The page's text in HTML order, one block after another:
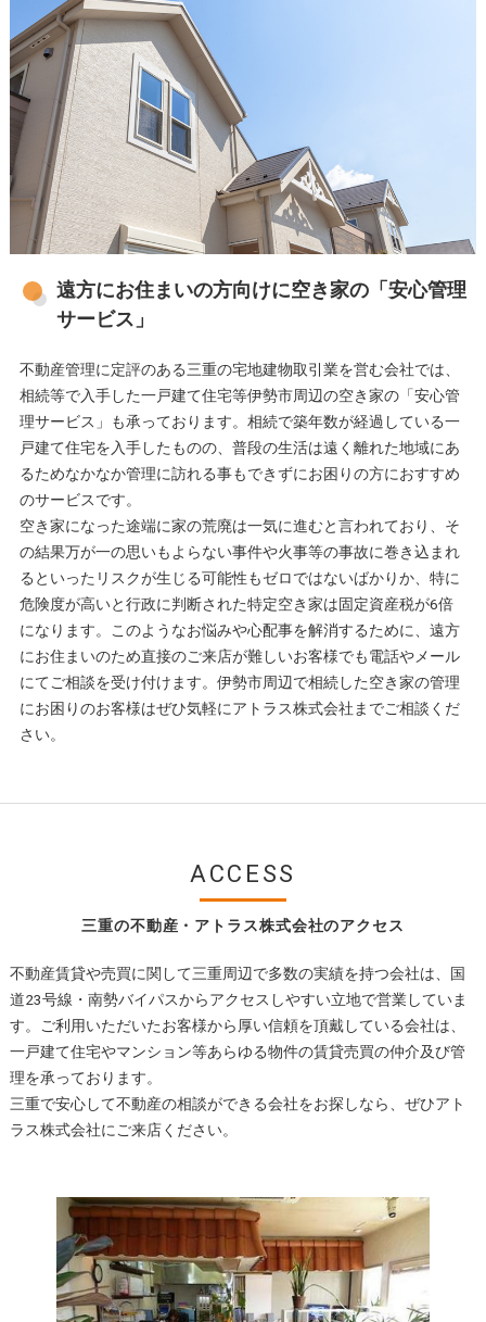
遠方にお住まいの方向けに空き家の「安心管理
サービス」
不動産管理に定評のある三重の宅地建物取引業を営む会社では、
相続等で入手した一戸建て住宅等伊勢市周辺の空き家の「安心管
理サービス」も承っております。相続で築年数が経過している一
戸建て住宅を入手したものの、普段の生活は遠く離れた地域にあ
るためなかなか管理に訪れる事もできずにお困りの方におすすめ
のサービスです。
空き家になった途端に家の荒廃は一気に進むと言われており、そ
の結果万が一の思いもよらない事件や火事等の事故に巻き込まれ
るといったリスクが生じる可能性もゼロではないばかりか、特に
危険度が高いと行政に判断された特定空き家は固定資産税が6倍
になります。このようなお悩みや心配事を解消するために、遠方
にお住まいのため直接のご来店が難しいお客様でも電話やメール
にてご相談を受け付けます。伊勢市周辺で相続した空き家の管理
にお困りのお客様はぜひ気軽にアトラス株式会社までご相談くだ
さい。
三重の不動産・アトラス株式会社のアクセス
ACCESS
不動産賃貸や売買に関して三重周辺で多数の実績を持つ会社は、国
道23号線・南勢バイパスからアクセスしやすい立地で営業していま
す。ご利用いただいたお客様から厚い信頼を頂戴している会社は、
一戸建て住宅やマンション等あらゆる物件の賃貸売買の仲介及び管
理を承っております。
三重で安心して不動産の相談ができる会社をお探しなら、ぜひアト
ラス株式会社にご来店ください。